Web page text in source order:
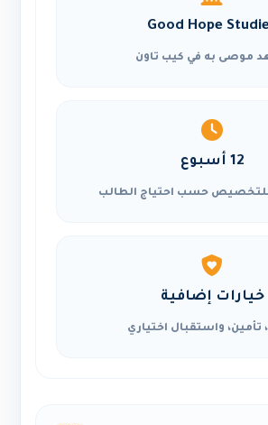
Good Hope
موصى به في كيب تاون
12 أسبوع
للتخصيص حسب احتياج الطالب
خيارات إضافية
واستقبال اختياري